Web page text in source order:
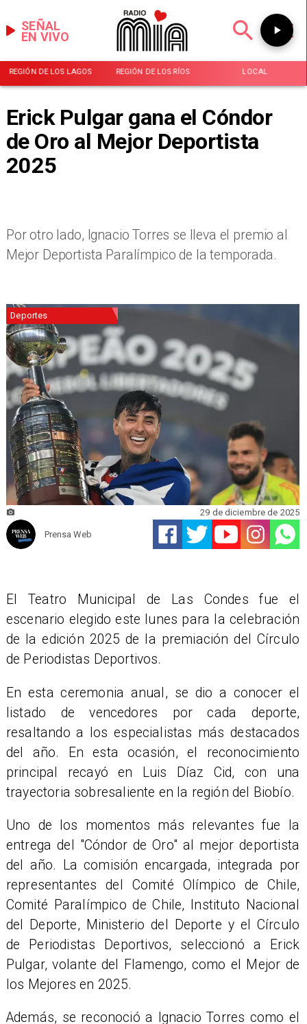
EN VIVO
SEÑAL
REGIÓN DE LOS LAGOS REGIÓN DE LOS RÍOS LOCAL
Erick Pulgar gana el Cóndor
de Oro al Mejor Deportista
2025
Por otro lado, Ignacio Torres se lleva el premio al
Mejor Deportista Paralímpico de la temporada.
Deportes
Prensa Web
29 de diciembre de 2025
El Teatro Municipal de Las Condes fue el
escenario elegido este lunes para la celebración
de la edición 2025 de la premiación del Círculo
de Periodistas Deportivos.
En esta ceremonia anual, se dio a conocer el
listado de vencedores por cada deporte,
resaltando a los especialistas más destacados
del año. En esta ocasión, el reconocimiento
principal recayó en Luis Díaz Cid, con una
trayectoria sobresaliente en la región del Biobío.
Uno de los momentos más relevantes fue la
entrega del "Cóndor de Oro" al mejor deportista
del año. La comisión encargada, integrada por
representantes del Comité Olímpico de Chile,
Comité Paralímpico de Chile, Instituto Nacional
del Deporte, Ministerio del Deporte y el Círculo
de Periodistas Deportivos, seleccionó a Erick
Pulgar, volante del Flamengo, como el Mejor de
los Mejores en 2025.
Además, se reconoció a Ignacio Torres como el